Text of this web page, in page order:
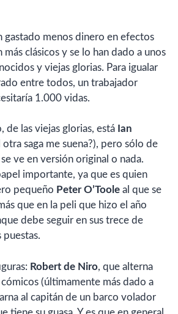
gastado menos dinero en efectos
más clásicos y se lo han dado a unos
y viejas glorias. Para igualar
entre todos, un trabajador
1.000 vidas.
de las viejas glorias, está Ian
otra saga me suena?), pero sólo de
ve en versión original o nada.
importante, ya que es quien
pequeño Peter O’Toole al que se
que en la peli que hizo el año
debe seguir en sus trece de
puestas.
Robert de Niro, que alterna
(últimamente más dado a
al capitán de un barco volador